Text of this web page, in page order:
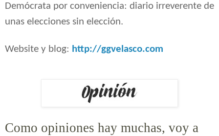
Demócrata por conveniencia: diario irreverente de
unas elecciones sin elección.
Website y blog: http://ggvelasco.com
Como opiniones hay muchas, voy a